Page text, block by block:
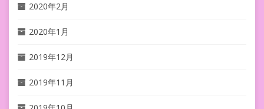
2020年2月
2020年1月
2019年12月
2019年11月